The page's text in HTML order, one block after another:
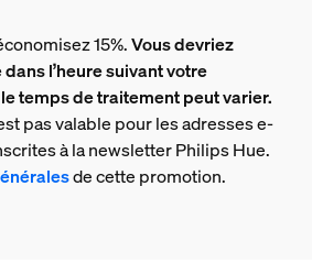
15%.Vous devriez
l’heure suivant votre
temps de traitement peut varier.
pas valable pour les adresses e-
à la newsletter Philips Hue.
de cette promotion.